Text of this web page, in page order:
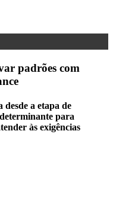
padrões com
a etapa de
para
às exigências